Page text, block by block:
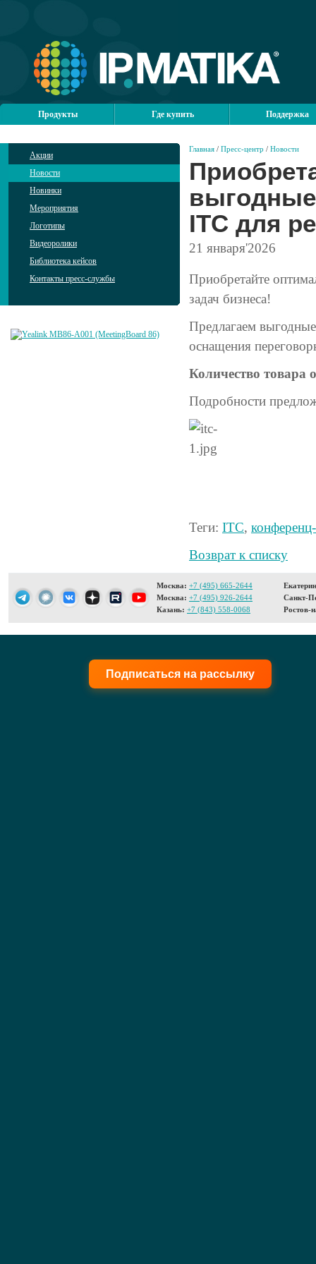
Продукты Где купить Поддержка
Акции
Новости
Новинки
Мероприятия
Логотипы
Видеоролики
Библиотека кейсов
Контакты пресс-службы
Главная / Пресс-центр / Новости
ITC для
21 января'2026
Приобретайте
задач бизнеса!
Предлагаем
оснащения
Количество товара
Подробности
Теги: ITC,
Возврат к списку
Москва: +7 (495) 665-2644
Москва: +7 (495) 926-2644
Казань: +7 (843) 558-0068
Санкт-
Ростов-
Подписаться на рассылку